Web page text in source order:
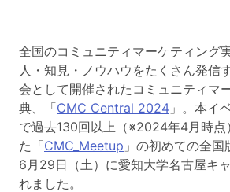
全国のコミュニティマーケティング
人・知見・ノウハウをたくさん発信
会として開催されたコミュニティマ
典、「CMC_Central 2024 」。本イ
で過去130回以上（※2024年4月時点
た「CMC_Meetup 」の初めての全
6月29日（土）に愛知大学名古屋キ
れました。